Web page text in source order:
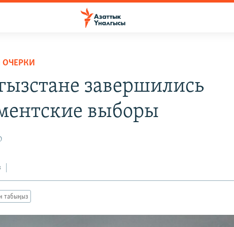
ОЧЕРКИ
завершились
выборы
табыңыз